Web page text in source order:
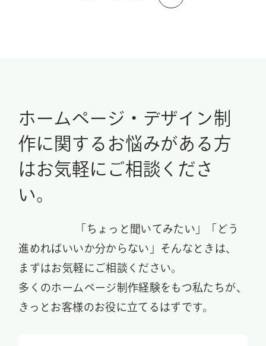
ホームページ・デザイン制
作に関する お悩みがある方
はお気軽にご相談くださ
い。
「ちょっと聞いてみたい」「どう
進めればいいか分からない」そんなときは、
まずはお気軽にご相談ください。
多くのホームページ制作経験をもつ私たちが、
きっとお客様のお役に立てるはずです。